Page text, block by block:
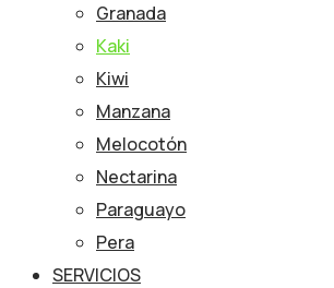
Granada
Kaki
Kiwi
Manzana
Melocotón
Nectarina
Paraguayo
Pera
SERVICIOS